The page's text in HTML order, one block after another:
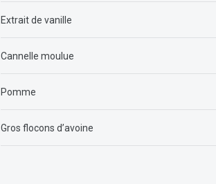
Extrait de vanille
Cannelle moulue
Pomme
Gros flocons d’avoine